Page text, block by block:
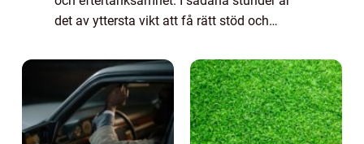
det av yttersta vikt att få rätt stöd och